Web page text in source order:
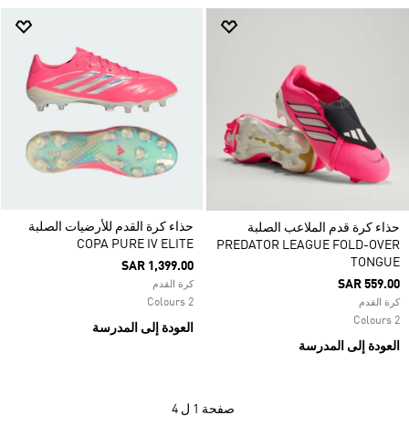
حذاء كرة قدم الملاعب الصلبة
PREDATOR LEAGUE FOLD-OVER
TONGUE
SAR 559.00
كرة القدم
2 Colours
العودة إلى المدرسة
حذاء كرة القدم للأرضيات الصلبة
COPA PURE IV ELITE
SAR 1,399.00
كرة القدم
2 Colours
العودة إلى المدرسة
صفحة 1 ل 4